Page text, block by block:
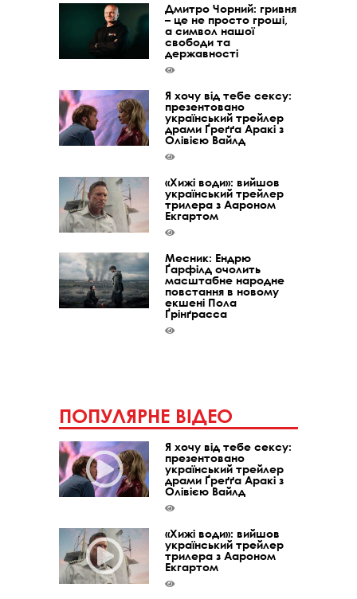
Дмитро Чорний: гривня
– це не просто гроші,
а символ нашої
свободи та
державності
Я хочу від тебе сексу:
презентовано
український трейлер
драми Ґреґґа Аракі з
Олівією Вайлд
«Хижі води»: вийшов
український трейлер
трилера з Аароном
Екгартом
Месник: Ендрю
Ґарфілд очолить
масштабне народне
повстання в новому
екшені Пола
Ґрінґрасса
ПОПУЛЯРНЕ ВІДЕО
Я хочу від тебе сексу:
презентовано
український трейлер
драми Ґреґґа Аракі з
Олівією Вайлд
«Хижі води»: вийшов
український трейлер
трилера з Аароном
Екгартом